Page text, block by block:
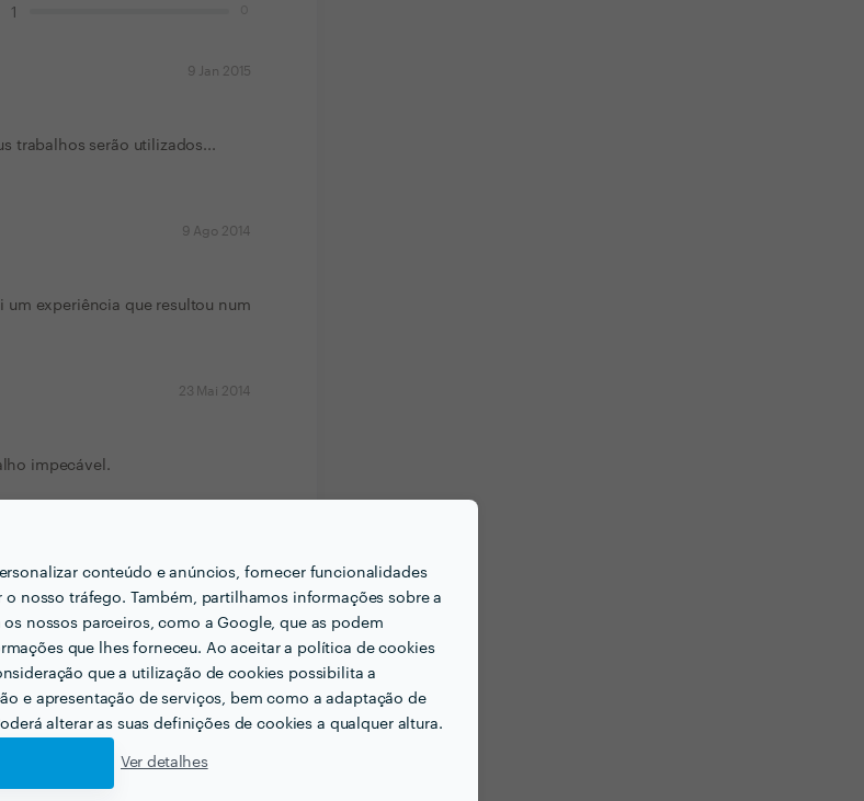
conteúdo e anúncios, fornecer funcionalidades
o nosso tráfego. Também, partilhamos informações sobre a
nossos parceiros, como a Google, que as podem
que lhes forneceu. Ao aceitar a política de cookies
que a utilização de cookies possibilita a
e apresentação de serviços, bem como a adaptação de
alterar as suas definições de cookies a qualquer altura.
Ver detalhes
1
9 Jan 2015
trabalhos serão utilizados...
9 Ago 2014
experiência que resultou num
23 Mai 2014
impecável.
todos os comentários que
25 Mai 2013